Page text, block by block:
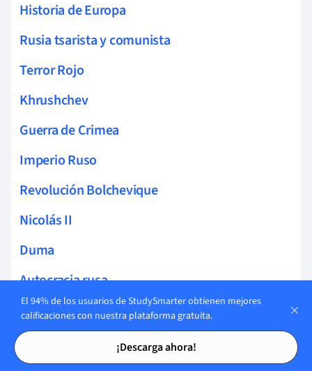
Tarjetas de estudio
Tarjetas de estudio
Historia de Europa
Rusia tsarista y comunista
Terror Rojo
Khrushchev
Guerra de Crimea
Imperio Ruso
Revolución Bolchevique
Nicolás II
Duma
Autocracia rusa
Alejandro II
Alejandro III
El 94% de los usuarios de StudySmarter obtienen mejores
calificaciones con nuestra plataforma gratuita.
¡Descarga ahora!